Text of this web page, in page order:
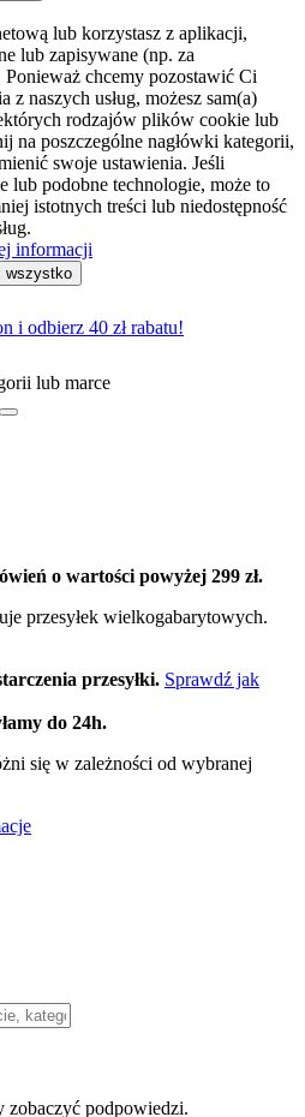
lub korzystasz z aplikacji,
lub zapisywane (np. za
chcemy pozostawić Ci
z naszych usług, możesz sam(a)
rodzajów plików cookie lub
na poszczególne nagłówki kategorii,
swoje ustawienia. Jeśli
lub podobne technologie, może to
istotnych treści lub niedostępność
informacji
wszystko
i odbierz 40 zł rabatu!
lub marce
o wartości powyżej 299 zł.
przesyłek wielkogabarytowych.
przesyłki. Sprawdź jak
do 24h.
się w zależności od wybranej
zobaczyć podpowiedzi.